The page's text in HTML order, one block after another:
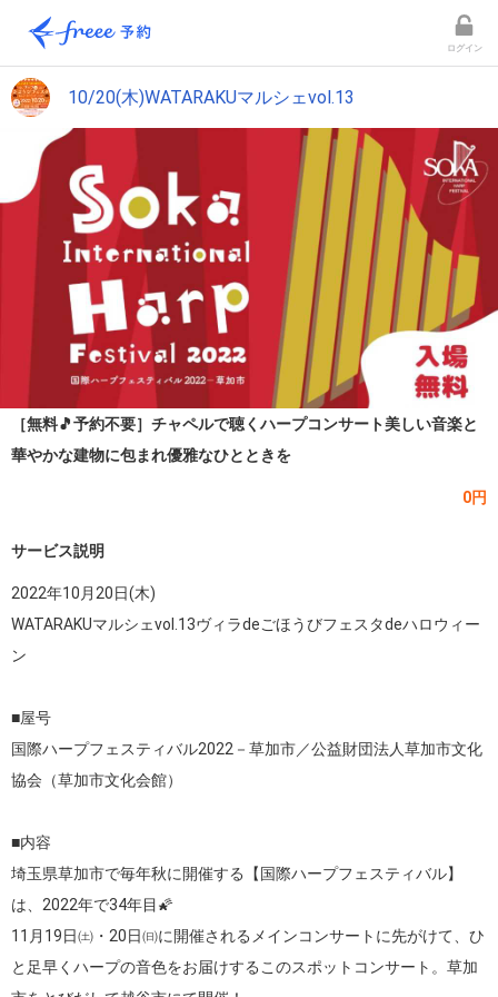
ログイン
10/20(木)WATARAKUマルシェvol.13
［無料🎵予約不要］チャペルで聴くハープコンサート美しい音楽と
華やかな建物に包まれ優雅なひとときを
0円
サービス説明
2022年10月20日(木)
WATARAKUマルシェvol.13ヴィラdeごほうびフェスタdeハロウィー
ン
■屋号
国際ハープフェスティバル2022－草加市／公益財団法人草加市文化
協会（草加市文化会館）
■内容
埼玉県草加市で毎年秋に開催する【国際ハープフェスティバル】
は、2022年で34年目🌠
11月19日㈯・20日㈰に開催されるメインコンサートに先がけて、ひ
と足早くハープの音色をお届けするこのスポットコンサート。草加